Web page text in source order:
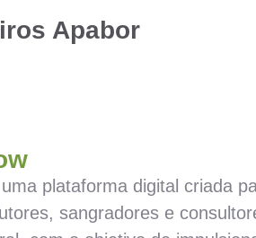
Apabor
plataforma digital criada
sangradores e